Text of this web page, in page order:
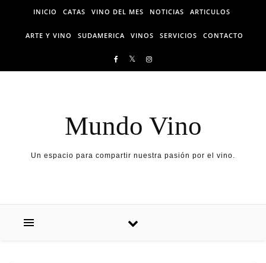
Skip to content
INICIO CATAS VINO DEL MES NOTICIAS ARTICULOS
ARTE Y VINO SUDAMERICA VINOS SERVICIOS CONTACTO
Mundo Vino
Un espacio para compartir nuestra pasión por el vino.